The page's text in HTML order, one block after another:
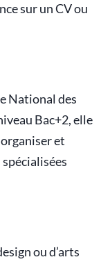
sur un CV ou
National des
Bac+2, elle
et
ou d’arts